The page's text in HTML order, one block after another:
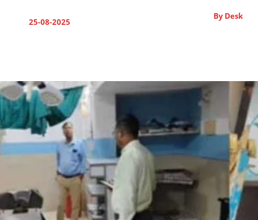
25-08-2025
By Desk